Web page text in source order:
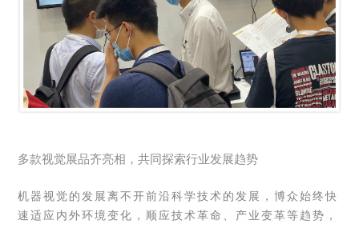
多款视觉展品齐亮相，共同探索行业发展趋势
机器视觉的发展离不开前沿科学技术的发展，博众始终快
速适应内外环境变化，顺应技术革命、产业变革等趋势，